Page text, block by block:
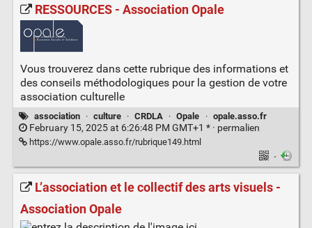
RESSOURCES - Association Opale
Vous trouverez dans cette rubrique des informations et
des conseils méthodologiques pour la gestion de votre
association culturelle
association · culture · CRDLA · Opale · opale.asso.fr
February 15, 2025 at 6:26:48 PM GMT+1 * · permalien
https://www.opale.asso.fr/rubrique149.html
·
L’association et le collectif des arts visuels -
Association Opale